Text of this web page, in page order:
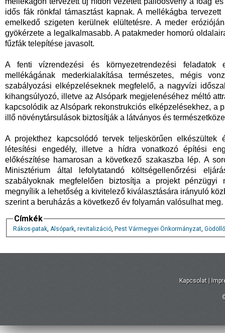
idős fák rönkfal támasztást kapnak. A mellékágba
emelkedő szigeten kerülnek elültetésre. A meder
gyökérzete a legalkalmasabb. A patakmeder homorú
fűzfák telepítése javasolt.
A fenti vízrendezési és környezetrendezési feladatok
mellékágának mederkialakítása természetes, mégis
szabályozási elképzeléseknek megfelelő, a nagyvízi
kihangsúlyozó, illetve az Alsópark megjelenéséhez méltó
kapcsolódik az Alsópark rekonstrukciós elképzelésekhez, a
illő növénytársulások biztosítják a látványos és
A projekthez kapcsolódó tervek teljeskörűen
létesítési engedély, illetve a hídra vonatkozó építési
előkészítése hamarosan a következő szakaszba lép. A
Minisztérium által lefolytatandó költségellenőrzési
szabályoknak megfelelően biztosítja a projekt pénzügyi
megnyílik a lehetőség a kivitelező kiválasztására irányuló
szerint a beruházás a következő év folyamán valósulhat meg.
Címkék
Rákos-patak, Alsópark, revitalizáció, Pest Vármegyei Önkormányzat, Gödöllő
Kapcsolat |